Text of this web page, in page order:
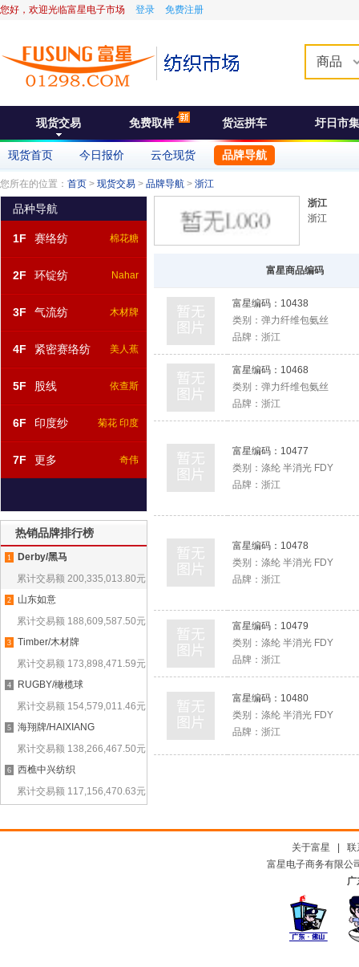
您好，欢迎光临富星电子市场 登录 免费注册
商品
现货交易 免费取样 货运拼车 圩日市集
现货首页 今日报价 云仓现货 品牌导航
您所在的位置： 首页 > 现货交易 > 品牌导航 > 浙江
品种导航
1F 赛络纺 棉花糖
2F 环锭纺 Nahar
3F 气流纺 木材牌
4F 紧密赛络纺 美人蕉
5F 股线 依查斯
6F 印度纱 菊花 印度
7F 更多 奇伟
热销品牌排行榜
1
Derby/黑马
累计交易额 200,335,013.80元
2
山东如意
累计交易额 188,609,587.50元
3
Timber/木材牌
累计交易额 173,898,471.59元
4
RUGBY/橄榄球
累计交易额 154,579,011.46元
5
海翔牌/HAIXIANG
累计交易额 138,266,467.50元
6
西樵中兴纺织
累计交易额 117,156,470.63元
浙江
浙江
富星商品编码
富星编码： 10438
类别： 弹力纤维包氨丝
品牌： 浙江
富星编码： 10468
类别： 弹力纤维包氨丝
品牌： 浙江
富星编码： 10477
类别： 涤纶 半消光 FDY
品牌： 浙江
富星编码： 10478
类别： 涤纶 半消光 FDY
品牌： 浙江
富星编码： 10479
类别： 涤纶 半消光 FDY
品牌： 浙江
富星编码： 10480
类别： 涤纶 半消光 FDY
品牌： 浙江
关于富星
联
富星电子商务有限公